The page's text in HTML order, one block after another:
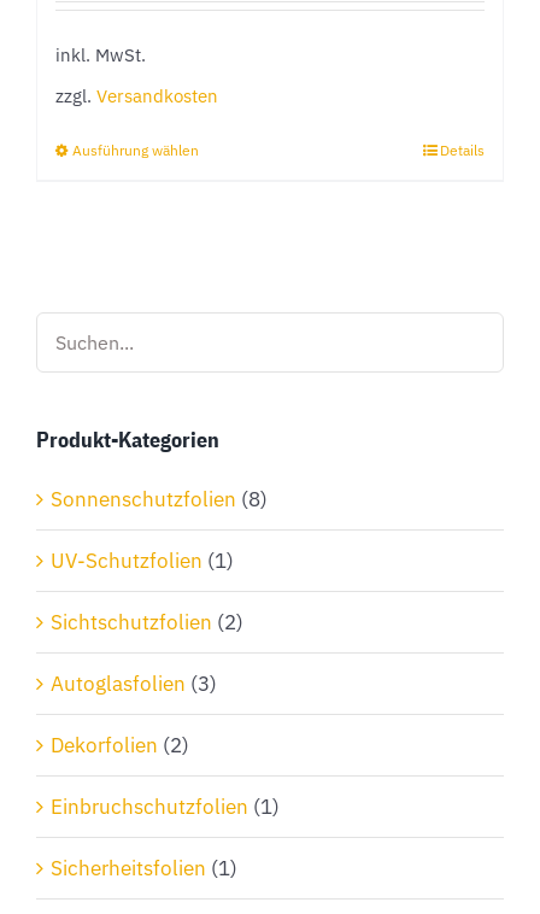
inkl. MwSt.
zzgl. Versandkosten
Ausführung wählen
Die
können
Produktseite
gewählt
werden
Details
Produkt-Kategorien
Sonnenschutzfolien (8)
UV-Schutzfolien (1)
Sichtschutzfolien (2)
Autoglasfolien (3)
Dekorfolien (2)
Einbruchschutzfolien (1)
Sicherheitsfolien (1)